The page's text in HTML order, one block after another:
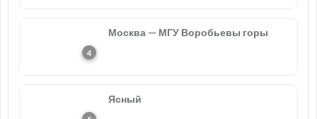
Москва — МГУ Воробьевы горы
Ясный